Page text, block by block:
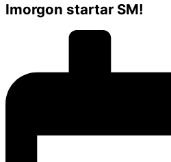
Imorgon startar SM!